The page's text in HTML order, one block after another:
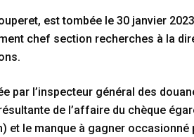
est tombée le 30 janvier
chef section recherches à la
par l’inspecteur général des
de l’affaire du chèque
et le manque à gagner